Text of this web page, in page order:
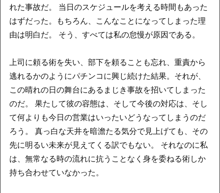
れた事故だ。 当日のスケジュールを考える時間もあった
はずだった。もちろん、こんなことになってしまった理
由は明白だ。 そう、すべては私の怠慢が原因である。
上司に頼る術を失い、部下を頼ることも忘れ、重責から
逃れるかのようにパチンコに興じ続けた結果。それが、
この晴れの日の舞台にあるまじき事故を招いてしまった
のだ。 果たして彼の容態は、そして今後の対応は、そし
て何よりも今日の営業はいったいどうなってしまうのだ
ろう。 真っ白な天井を暗澹たる気分で見上げても、その
先に明るい未来が見えてくる訳でもない。 それなのに私
は、無常なる時の流れに抗うことなく身を委ねる術しか
持ち合わせていなかった。